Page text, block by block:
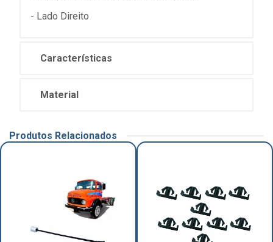
- Lado Direito
Características
Material
Produtos Relacionados